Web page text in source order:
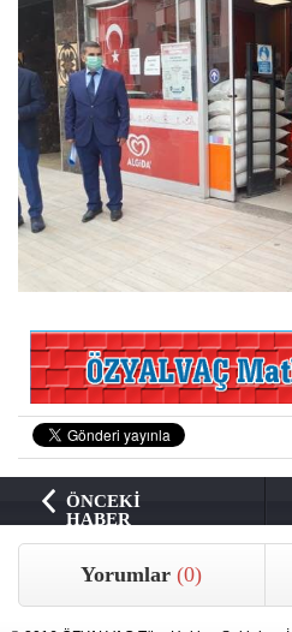
ÖNCEKİ
HABER
Yorumlar(0)